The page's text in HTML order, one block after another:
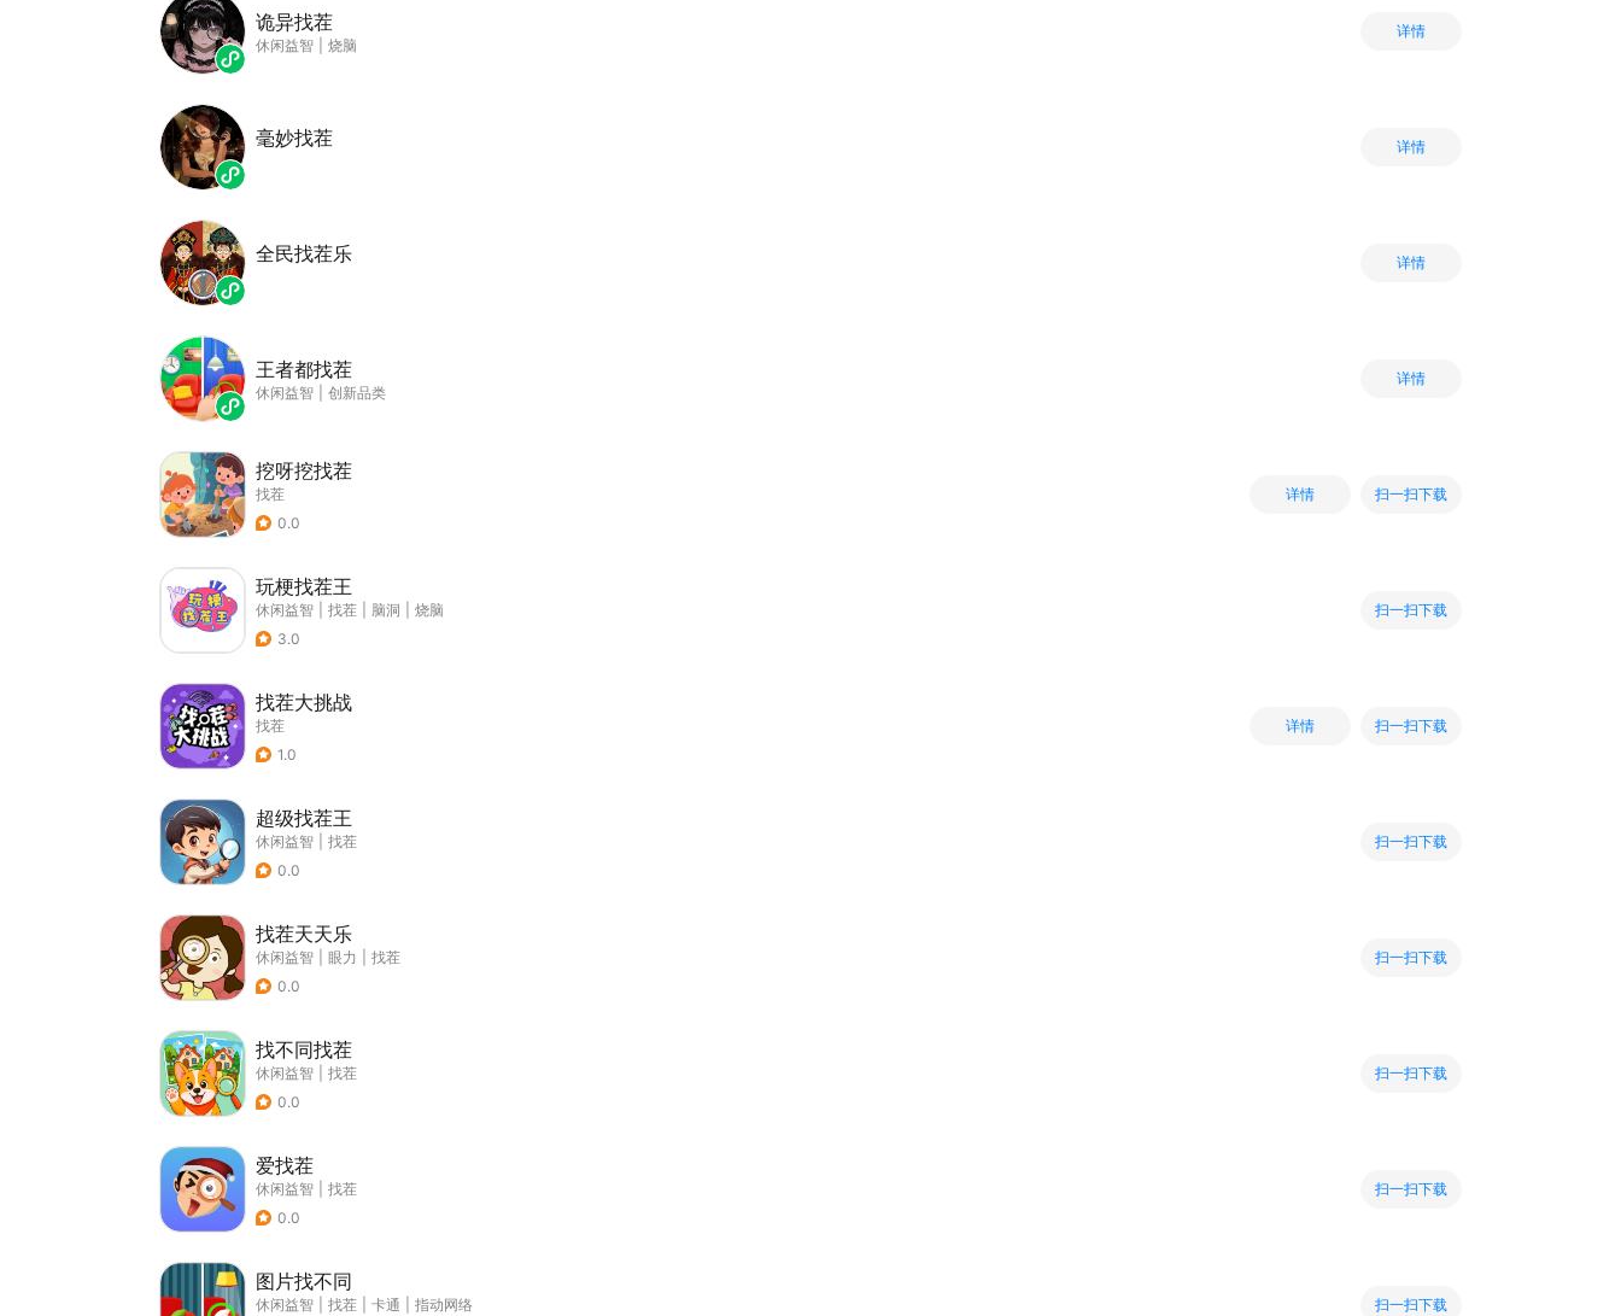
诡异找茬
休闲益智 烧脑
详情
毫妙找茬 详情
全民找茬乐 详情
王者都找茬
休闲益智 创新品类
详情
挖呀挖找茬
找茬
0.0
详情 扫一扫下载
玩梗找茬王
休闲益智 找茬 脑洞
烧脑
3.0
扫一扫下载
找茬大挑战
找茬
1.0
详情 扫一扫下载
超级找茬王
休闲益智
找茬
0.0
扫一扫下载
找茬天天乐
休闲益智 眼力
找茬
0.0
扫一扫下载
找不同找茬
休闲益智
找茬
0.0
扫一扫下载
爱找茬
休闲益智
找茬
0.0
扫一扫下载
图片找不同
休闲益智 找茬 卡通
指动网络
扫一扫下载